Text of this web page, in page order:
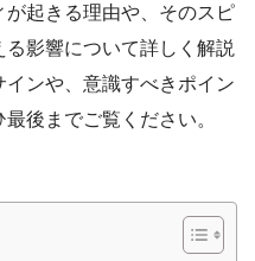
起きる理由や、そのスピ
影響について詳しく解説
ンや、意識すべきポイン
後までご覧ください。